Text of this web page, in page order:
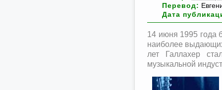
Перевод:
Дата
14 июня 1995 года
наиболее
лет Галлахер
музыкальной